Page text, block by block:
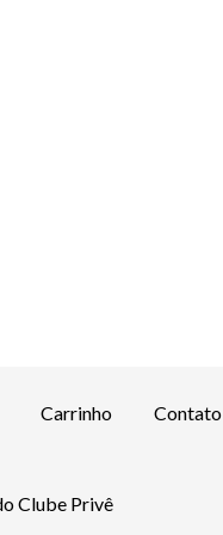
Carrinho Contato
Clube Privê